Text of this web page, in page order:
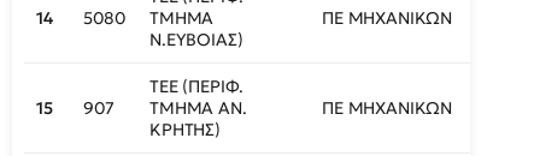
14 5080
ΤΜΗΜΑ
Ν.ΕΥΒΟΙΑΣ)
ΠΕ ΜΗΧΑΝΙΚΩΝ
15 907
ΤΕΕ (ΠΕΡΙΦ.
ΤΜΗΜΑ ΑΝ.
ΚΡΗΤΗΣ)
ΠΕ ΜΗΧΑΝΙΚΩΝ